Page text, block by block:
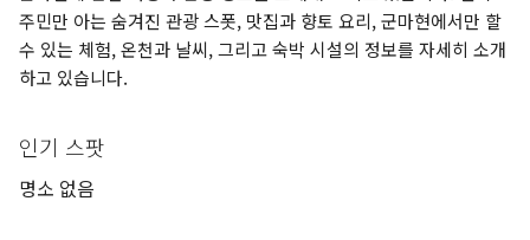
주민만 아는 숨겨진 관광 스폿, 맛집과 향토 요리, 군마현에서만 할
수 있는 체험, 온천과 날씨, 그리고 숙박 시설의 정보를 자세히 소개
하고 있습니다.
인기 스팟
명소 없음